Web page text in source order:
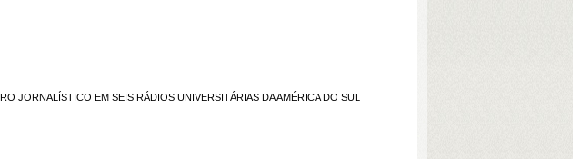
JORNALÍSTICO EM SEIS RÁDIOS UNIVERSITÁRIAS DA AMÉRICA DO SUL